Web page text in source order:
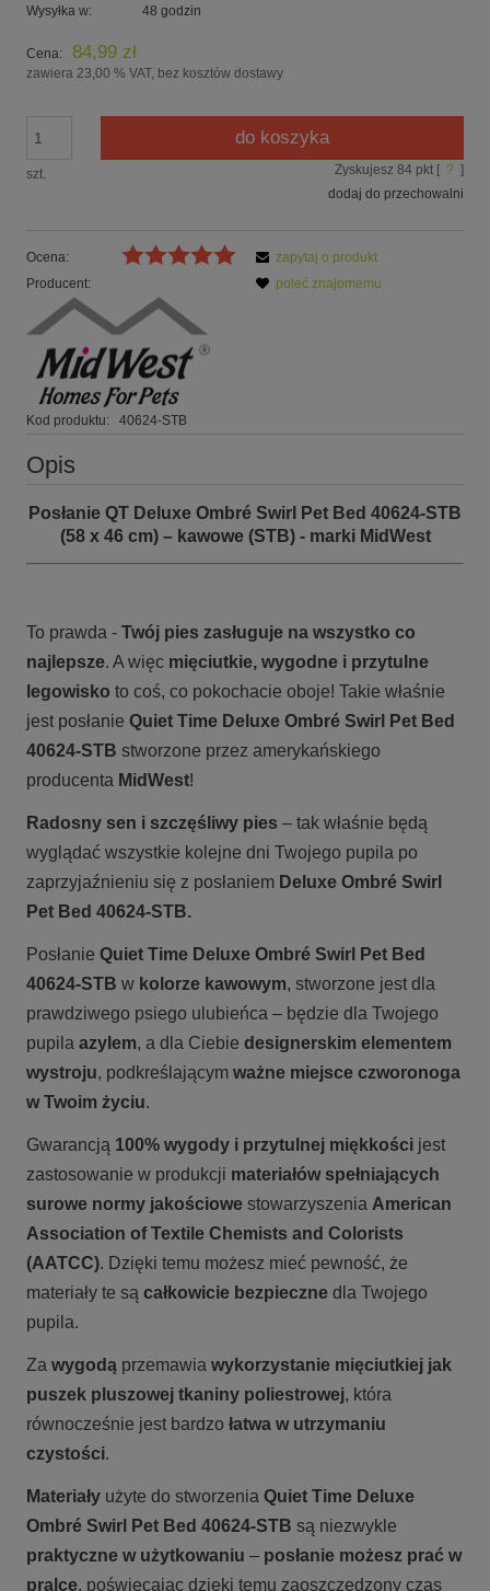
Wysyłka w:
48 godzin
Cena: 84,99 zł
zawiera 23,00 % VAT, bez kosztów dostawy
szt.
do koszyka
Zyskujesz 84 pkt [ ? ]
dodaj do przechowalni
Ocena:
Producent:
Kod produktu: 40624-STB
zapytaj o produkt
poleć znajomemu
Opis
Posłanie QT Deluxe Ombré Swirl Pet Bed 40624-STB
(58 x 46 cm) – kawowe (STB) - marki MidWest
To prawda - Twój pies zasługuje na wszystko co
najlepsze. A więc mięciutkie, wygodne i przytulne
legowisko to coś, co pokochacie oboje! Takie właśnie
jest posłanie Quiet Time Deluxe Ombré Swirl Pet Bed
40624-STB stworzone przez amerykańskiego
producenta MidWest!
Radosny sen i szczęśliwy pies – tak właśnie będą
wyglądać wszystkie kolejne dni Twojego pupila po
zaprzyjaźnieniu się z posłaniem Deluxe Ombré Swirl
Pet Bed 40624-STB.
Posłanie Quiet Time Deluxe Ombré Swirl Pet Bed
40624-STB w kolorze kawowym, stworzone jest dla
prawdziwego psiego ulubieńca – będzie dla Twojego
pupila azylem, a dla Ciebie designerskim elementem
wystroju, podkreślającym ważne miejsce czworonoga
w Twoim życiu.
Gwarancją 100% wygody i przytulnej miękkości jest
zastosowanie w produkcji materiałów spełniających
surowe normy jakościowe stowarzyszenia American
Association of Textile Chemists and Colorists
(AATCC). Dzięki temu możesz mieć pewność, że
materiały te są całkowicie bezpieczne dla Twojego
pupila.
Za wygodą przemawia wykorzystanie mięciutkiej jak
puszek pluszowej tkaniny poliestrowej, która
równocześnie jest bardzo łatwa w utrzymaniu
czystości.
Materiały użyte do stworzenia Quiet Time Deluxe
Ombré Swirl Pet Bed 40624-STB są niezwykle
praktyczne w użytkowaniu – posłanie możesz prać w
pralce, poświęcając dzięki temu zaoszczędzony czas